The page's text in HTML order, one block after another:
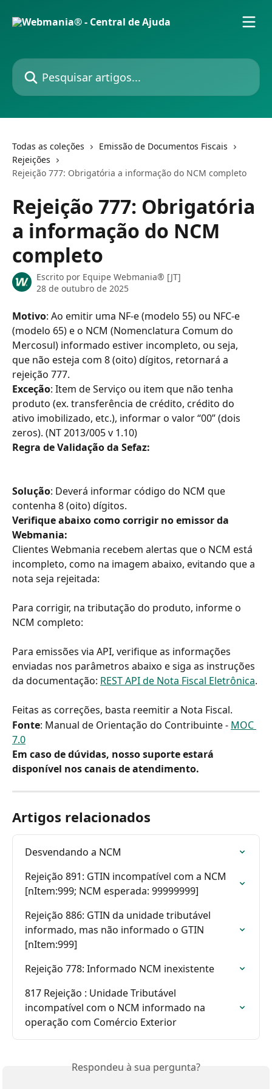
Pesquisar artigos...
Todas as coleções
Emissão de Documentos Fiscais
Rejeições
Rejeição 777: Obrigatória a informação do NCM completo
Rejeição 777: Obrigatória
a informação do NCM
completo
Escrito por Equipe Webmania® [JT]
28 de outubro de 2025
Motivo: Ao emitir uma NF-e (modelo 55) ou NFC-e
(modelo 65) e o NCM (Nomenclatura Comum do
Mercosul) informado estiver incompleto, ou seja,
que não esteja com 8 (oito) dígitos, retornará a
rejeição 777.
Exceção: Item de Serviço ou item que não tenha
produto (ex. transferência de crédito, crédito do
ativo imobilizado, etc.), informar o valor “00” (dois
zeros). (NT 2013/005 v 1.10)
Regra de Validação da Sefaz:
Solução: Deverá informar código do NCM que
contenha 8 (oito) dígitos.
Verifique abaixo como corrigir no emissor da
Webmania:
Clientes Webmania recebem alertas que o NCM está
incompleto, como na imagem abaixo, evitando que a
nota seja rejeitada:
Para corrigir, na tributação do produto, informe o
NCM completo:
Para emissões via API, verifique as informações
enviadas nos parâmetros abaixo e siga as instruções
da documentação: REST API de Nota Fiscal Eletrônica.
Feitas as correções, basta reemitir a Nota Fiscal.
Fonte: Manual de Orientação do Contribuinte - MOC
7.0
Em caso de dúvidas, nosso suporte estará
disponível nos canais de atendimento.
Artigos relacionados
Desvendando a NCM
Rejeição 891: GTIN incompatível com a NCM
[nItem:999; NCM esperada: 99999999]
Rejeição 886: GTIN da unidade tributável
informado, mas não informado o GTIN
[nItem:999]
Rejeição 778: Informado NCM inexistente
817 Rejeição : Unidade Tributável
incompatível com o NCM informado na
operação com Comércio Exterior
Respondeu à sua pergunta?